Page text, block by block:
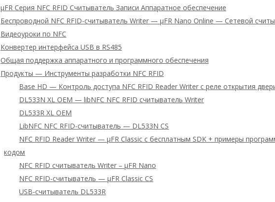
μFR Серия NFC RFID Считыватель Записи Аппаратное обеспечение
Беспроводной NFC RFID-считыватель Writer — μFR Nano Online — Сетевой
Видеоуроки по NFC
Конвертер интерфейса USB в RS485
Общая поддержка аппаратного и программного обеспечения
Продукты — Инструменты разработки NFC RFID
Base HD — Контроль доступа NFC RFID Reader Writer с реле открытия
DL533N XL OEM — libNFC NFC RFID считыватель Writer
DL533R XL OEM
LibNFC NFC RFID-считыватель — DL533N CS
NFC RFID Reader Writer — μFR Classic с бесплатным SDK + примеры
кодом
NFC RFID считыватель Writer – μFR Nano
NFC RFID-считыватель — μFR Classic CS
USB-считыватель DL533R